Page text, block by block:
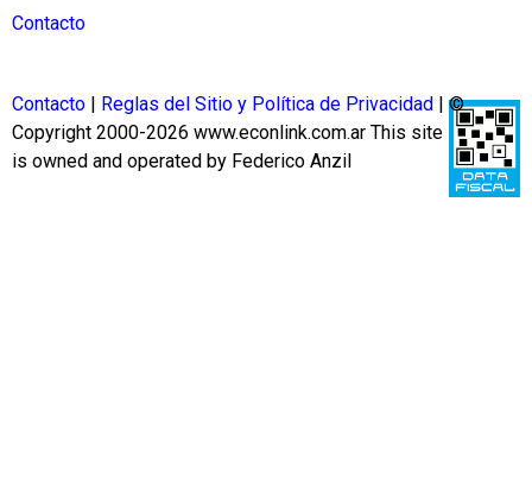
Contacto
Contacto Reglas del Sitio y Política de Privacidad
| ©
Copyright 2000-2026 www.econlink.com.ar This site
is owned and operated by Federico Anzil